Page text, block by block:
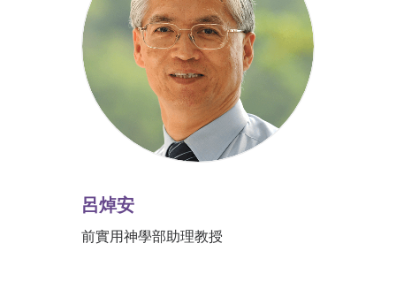
呂焯安
前實用神學部助理教授